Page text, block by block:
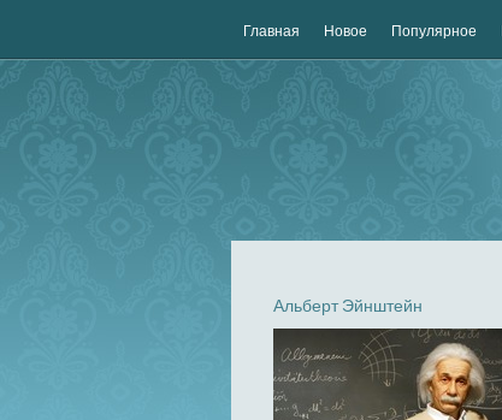
Главная Новое Популярное
Альберт Эйнштейн